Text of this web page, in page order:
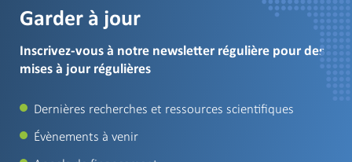
Garder à jour
Inscrivez-vous à notre newsletter régulière pour des
mises à jour régulières
Dernières recherches et ressources scientifiques
Évènements à venir